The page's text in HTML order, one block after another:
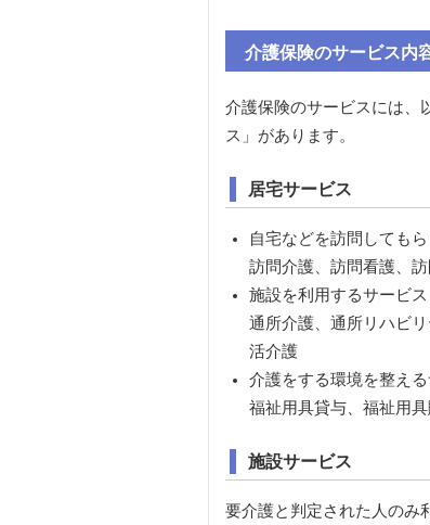
介護保険のサービス内
介護保険のサービスには、
ス」があります。
居宅サービス
自宅などを訪問しても
訪問介護、訪問看護、
施設を利用するサービス
通所介護、通所リハビ
活介護
介護をする環境を整え
福祉用具貸与、福祉用
施設サービス
要介護と判定された人のみ